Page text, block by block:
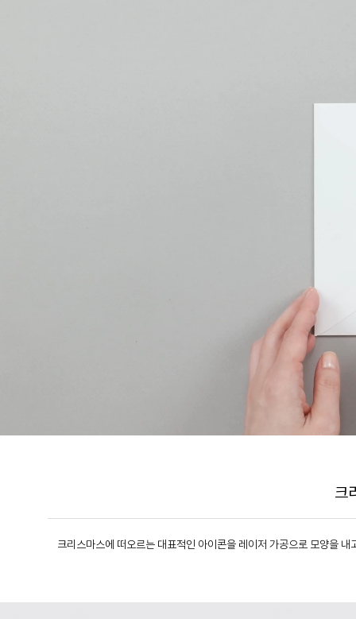
크
크리스마스에 떠오르는 대표적인 아이콘을 레이저 가공으로 모양을